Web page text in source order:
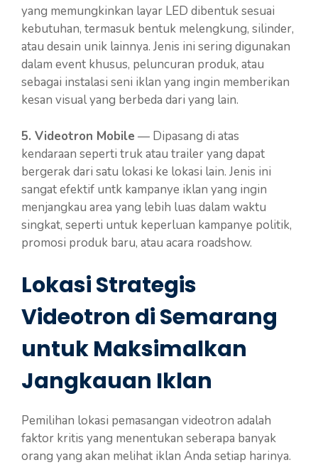
yang memungkinkan layar LED dibentuk sesuai
kebutuhan, termasuk bentuk melengkung, silinder,
atau desain unik lainnya. Jenis ini sering digunakan
dalam event khusus, peluncuran produk, atau
sebagai instalasi seni iklan yang ingin memberikan
kesan visual yang berbeda dari yang lain.
5. Videotron Mobile — Dipasang di atas
kendaraan seperti truk atau trailer yang dapat
bergerak dari satu lokasi ke lokasi lain. Jenis ini
sangat efektif untk kampanye iklan yang ingin
menjangkau area yang lebih luas dalam waktu
singkat, seperti untuk keperluan kampanye politik,
promosi produk baru, atau acara roadshow.
Lokasi Strategis
Videotron di Semarang
untuk Maksimalkan
Jangkauan Iklan
Pemilihan lokasi pemasangan videotron adalah
faktor kritis yang menentukan seberapa banyak
orang yang akan melihat iklan Anda setiap harinya.